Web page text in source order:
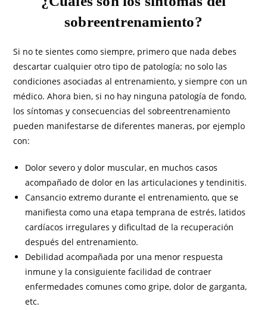
sobreentrenamiento?
Si no te sientes como siempre, primero que nada debes
descartar cualquier otro tipo de patología; no solo las
condiciones asociadas al entrenamiento, y siempre con un
médico. Ahora bien, si no hay ninguna patología de fondo,
los síntomas y consecuencias del sobreentrenamiento
pueden manifestarse de diferentes maneras, por ejemplo
con:
Dolor severo y dolor muscular, en muchos casos
acompañado de dolor en las articulaciones y tendinitis.
Cansancio extremo durante el entrenamiento, que se
manifiesta como una etapa temprana de estrés, latidos
cardíacos irregulares y dificultad de la recuperación
después del entrenamiento.
Debilidad acompañada por una menor respuesta
inmune y la consiguiente facilidad de contraer
enfermedades comunes como gripe, dolor de garganta,
etc.